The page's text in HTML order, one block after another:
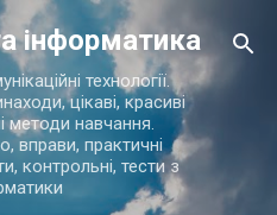
вмісту
інформатика
технології.
цікаві, красиві
методи навчання.
вправи, практичні
контрольні, тести з